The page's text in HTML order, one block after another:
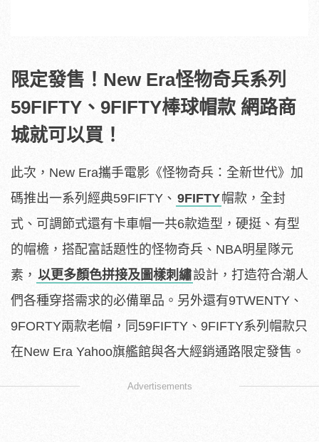
限定發售！New Era怪物奇兵系列
59FIFTY、9FIFTY棒球帽款 網路商
城就可以買！
此次，New Era攜手電影《怪物奇兵：全新世代》加
碼推出一系列經典59FIFTY、 9FIFTY帽款，全封
式、可調節式還有卡車帽一共6款造型，硬挺、有型
的帽檐，搭配富話題性的怪物奇兵、NBA明星隊元
素， 以更多顏色拼接及圖樣刺繡設計，打造符合潮人
們各種穿搭需求的必備單品。另外還有9TWENTY、
9FORTY兩款老帽，同59FIFTY、9FIFTY系列帽款只
在New Era Yahoo旗艦館與各大經銷通路限定發售。
Advertisements